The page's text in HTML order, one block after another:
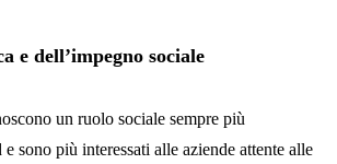
e dell’impegno sociale
un ruolo sociale sempre più
sono più interessati alle aziende attente alle